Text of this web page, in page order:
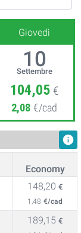
Giovedì
10
Settembre
104,05 €
2,08 €/cad
info
Economy
148,20 €
1,48 €/cad
189,15 €